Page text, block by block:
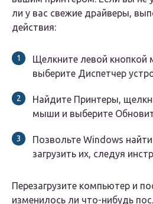
ли у вас свежие драйверы,
действия:
Щелкните левой
выберите Диспетчер
Найдите Принтеры,
мыши и выберите
Позвольте Windows
загрузить их, следуя
Перезагрузите компьютер и
изменилось ли что-нибудь